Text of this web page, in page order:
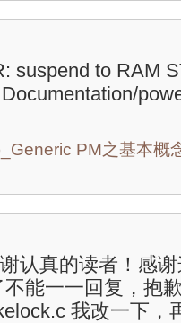
suspend to RAM
PM之基本概
认真的读者！感
能一一回复，抱
我改一下，